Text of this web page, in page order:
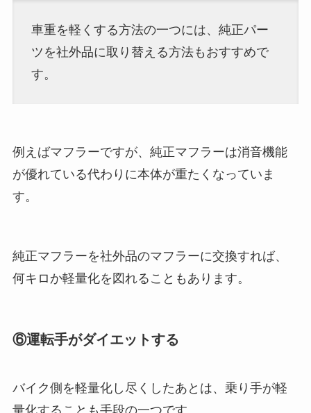
車重を軽くする方法の一つには、純正パー
ツを社外品に取り替える方法もおすすめで
す。
例えばマフラーですが、純正マフラーは消音機能
が優れている代わりに本体が重たくなっていま
す。
純正マフラーを社外品のマフラーに交換すれば、
何キロか軽量化を図れることもあります。
⑥運転手がダイエットする
バイク側を軽量化し尽くしたあとは、乗り手が軽
量化することも手段の一つです。